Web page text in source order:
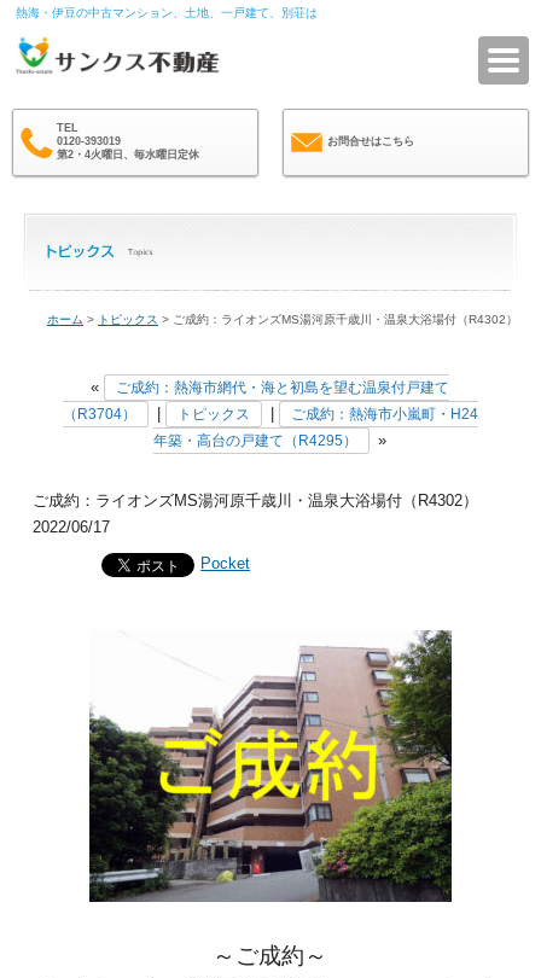
熱海・伊豆の中古マンション、土地、一戸建て、別荘は
TEL
0120-393019
第2・4火曜日、毎水曜日定休
お問合せはこちら
ホーム > トピックス > ご成約：ライオンズMS湯河原千歳川・温泉大浴場付（R4302）
«
ご成約：熱海市網代・海と初島を望む温泉付戸建て
（R3704）
トピックス
ご成約：熱海市小嵐町・H24
年築・高台の戸建て（R4295）
»
ご成約：ライオンズMS湯河原千歳川・温泉大浴場付（R4302）
2022/06/17
Pocket
～ご成約～